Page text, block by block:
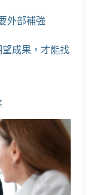
外部補強
成果，才能找